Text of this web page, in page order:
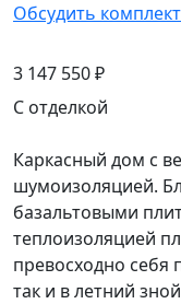
Обсудить
3 147 550 ₽
С отделкой
Каркасный дом с
шумоизоляцией.
базальтовыми
теплоизоляцией
превосходно себя
так и в летний